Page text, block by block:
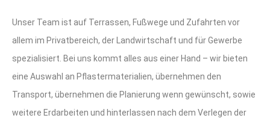
Unser Team ist auf Terrassen, Fußwege und Zufahrten vor
allem im Privatbereich, der Landwirtschaft und für Gewerbe
spezialisiert. Bei uns kommt alles aus einer Hand – wir bieten
eine Auswahl an Pflastermaterialien, übernehmen den
Transport, übernehmen die Planierung wenn gewünscht, sowie
weitere Erdarbeiten und hinterlassen nach dem Verlegen der